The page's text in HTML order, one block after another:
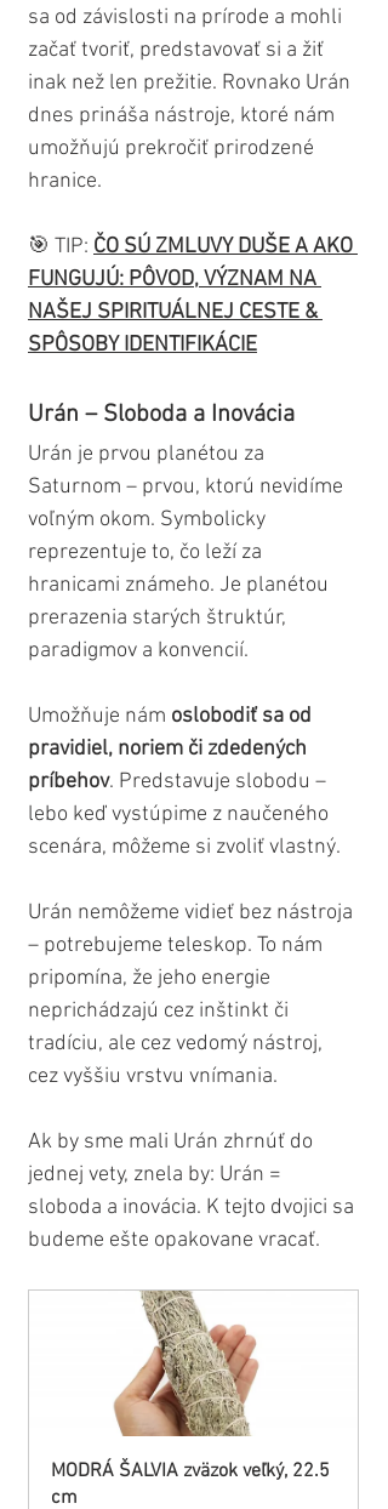
sa od závislosti na prírode a mohli
začať tvoriť, predstavovať si a žiť
inak než len prežitie. Rovnako Urán
dnes prináša nástroje, ktoré nám
umožňujú prekročiť prirodzené
hranice.
🎯 TIP: ČO SÚ ZMLUVY DUŠE A AKO
FUNGUJÚ: PÔVOD, VÝZNAM NA
NAŠEJ SPIRITUÁLNEJ CESTE &
SPÔSOBY IDENTIFIKÁCIE
Urán – Sloboda a Inovácia
Urán je prvou planétou za
Saturnom – prvou, ktorú nevidíme
voľným okom. Symbolicky
reprezentuje to, čo leží za
hranicami známeho. Je planétou
prerazenia starých štruktúr,
paradigmov a konvencií.
Umožňuje nám oslobodiť sa od
pravidiel, noriem či zdedených
príbehov. Predstavuje slobodu –
lebo keď vystúpime z naučeného
scenára, môžeme si zvoliť vlastný.
Urán nemôžeme vidieť bez nástroja
– potrebujeme teleskop. To nám
pripomína, že jeho energie
neprichádzajú cez inštinkt či
tradíciu, ale cez vedomý nástroj,
cez vyššiu vrstvu vnímania.
Ak by sme mali Urán zhrnúť do
jednej vety, znela by: Urán =
sloboda a inovácia. K tejto dvojici sa
budeme ešte opakovane vracať.
MODRÁ ŠALVIA zväzok veľký, 22.5
cm